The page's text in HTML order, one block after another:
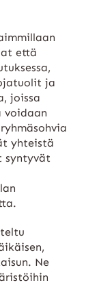
että
ja
joissa
voidaan
yhteistä
syntyvät
Ne